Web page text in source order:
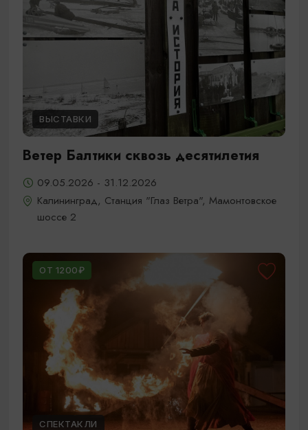
ВЫСТАВКИ
Ветер Балтики сквозь десятилетия
09.05.2026 - 31.12.2026
Калининград, Станция "Глаз Ветра", Мамонтовское
шоссе 2
ОТ 1200₽
СПЕКТАКЛИ